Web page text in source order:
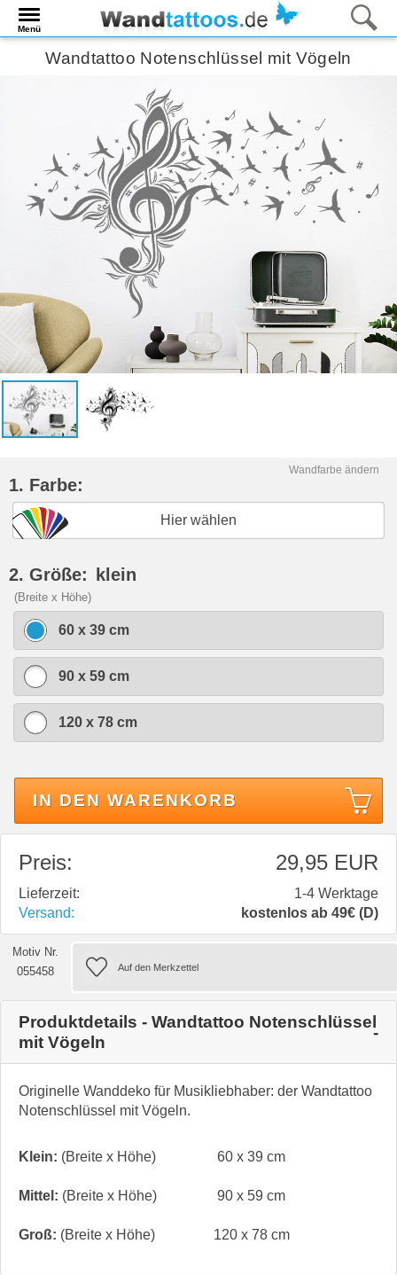
Menü
Wandtattoo Notenschlüssel mit Vögeln
Wandfarbe ändern
1. Farbe:
Hier wählen
2. Größe: klein
(Breite x Höhe)
60 x 39 cm
90 x 59 cm
120 x 78 cm
IN DEN WARENKORB
Preis: 29,95 EUR
Lieferzeit:
1-4 Werktage
Versand:
kostenlos ab 49€ (D)
Motiv Nr.
055458
Produktdetails - Wandtattoo Notenschlüssel
mit Vögeln
Originelle Wanddeko für Musikliebhaber: der Wandtattoo
Notenschlüssel mit Vögeln.
Klein: (Breite x Höhe) 60 x 39 cm
Mittel: (Breite x Höhe) 90 x 59 cm
Groß: (Breite x Höhe) 120 x 78 cm